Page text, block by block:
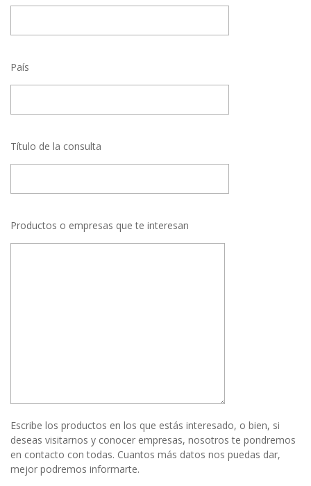
País
Título de la consulta
Productos o empresas que te interesan
Escribe los productos en los que estás interesado, o bien, si
deseas visitarnos y conocer empresas, nosotros te pondremos
en contacto con todas. Cuantos más datos nos puedas dar,
mejor podremos informarte.